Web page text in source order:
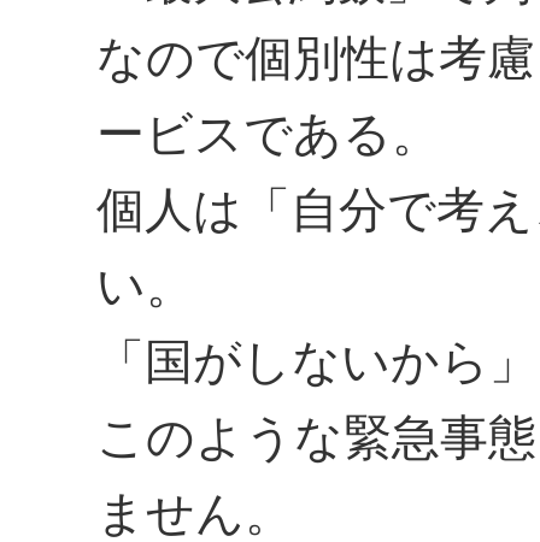
なので個別性は考
ービスである。
個人は「自分で考
い。
「国がしないから
このような緊急事
ません。